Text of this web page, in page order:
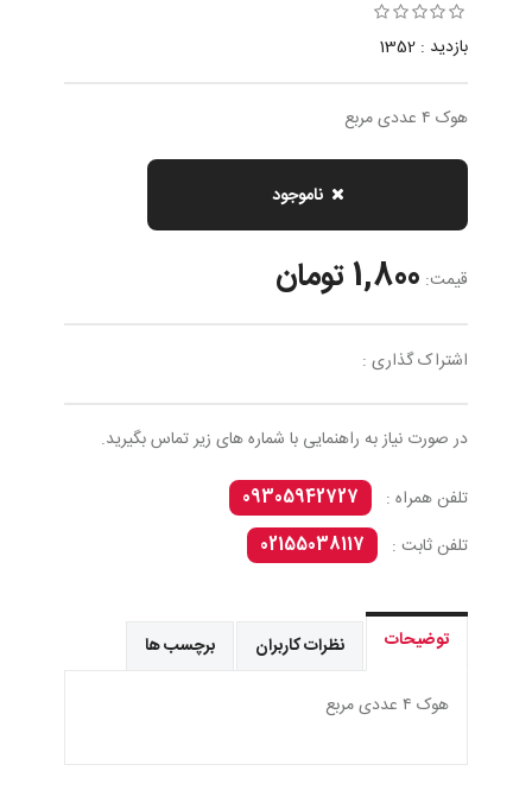
بازدید : 1352
هوک ٤ عددى مربع
ناموجود
قیمت: 1,800 تومان
اشتراک گذاری :
در صورت نیاز به راهنمایی با شماره های زیر تماس بگیرید.
تلفن همراه :
09305942727
تلفن ثابت :
02155038117
توضیحات نظرات کاربران برچسب ها
هوک ٤ عددى مربع